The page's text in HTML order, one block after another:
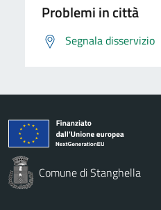
Problemi in città
Segnala disservizio
Comune di Stanghella